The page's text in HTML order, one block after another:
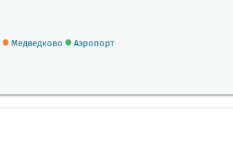
• Медведково • Аэропорт